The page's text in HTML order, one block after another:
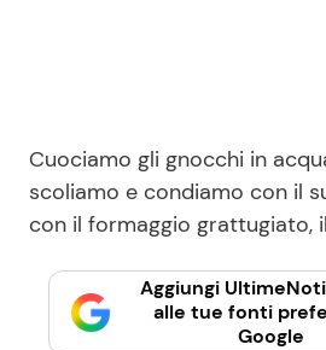
Cuociamo gli gnocchi in
scoliamo e condiamo con il
con il formaggio grattugiato,
Aggiungi
alle tue fonti
Google